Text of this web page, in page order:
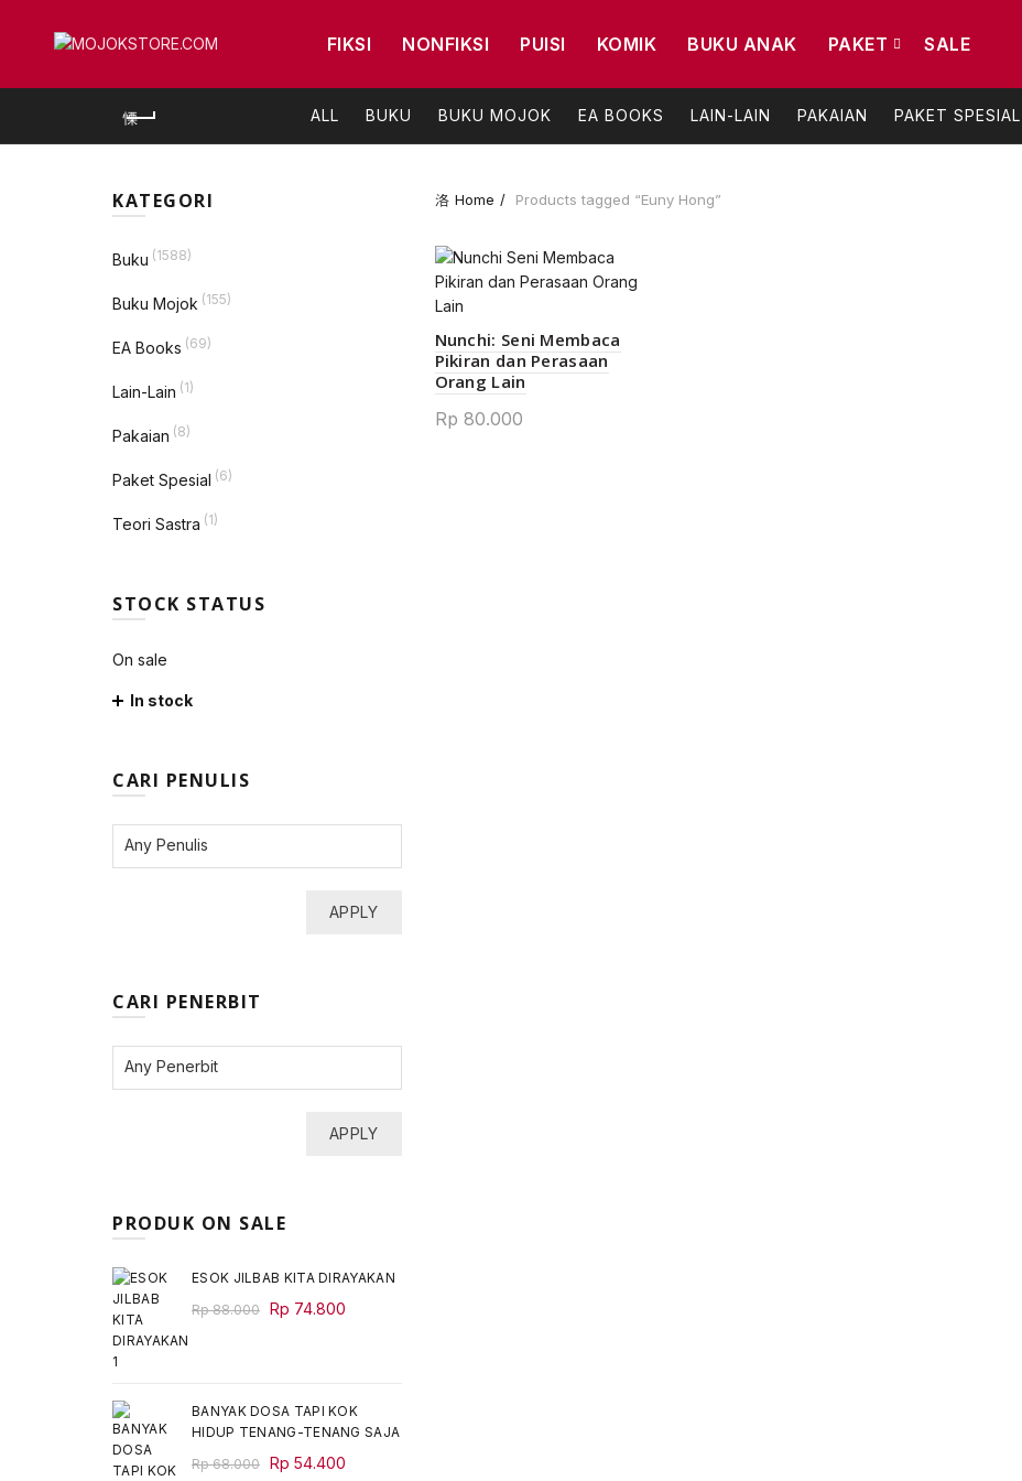
FIKSI NONFIKSI PUISI KOMIK BUKU ANAK PAKET SALE
ALL BUKU BUKU MOJOK EA BOOKS LAIN-LAIN PAKAIAN PAKET SPESIAL
Home Products tagged “Euny Hong”
Nunchi: Seni Membaca
Pikiran dan Perasaan
Orang Lain
Rp 80.000
KATEGORI
Buku (1588)
Buku Mojok (155)
EA Books (69)
Lain-Lain (1)
Pakaian (8)
Paket Spesial (6)
Teori Sastra (1)
STOCK STATUS
On sale
In stock
CARI PENULIS
APPLY
CARI PENERBIT
APPLY
PRODUK ON SALE
ESOK JILBAB KITA DIRAYAKAN
Rp88.000 Original
Rp 74.800
BANYAK DOSA TAPI KOK
HIDUP TENANG-TENANG SAJA
Rp68.000 Original
Rp 54.400